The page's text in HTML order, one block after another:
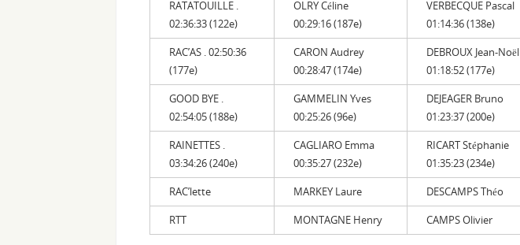
RATATOUILLE .
02:36:33 (122e)
OLRY Céline
00:29:16 (187e)
VERBECQUE Pascal
01:14:36 (138e)
RAC’AS . 02:50:36
(177e)
CARON Audrey
00:28:47 (174e)
DEBROUX Jean-Noël
01:18:52 (177e)
GOOD BYE .
02:54:05 (188e)
GAMMELIN Yves
00:25:26 (96e)
DEJEAGER Bruno
01:23:37 (200e)
RAINETTES .
03:34:26 (240e)
CAGLIARO Emma
00:35:27 (232e)
RICART Stéphanie
01:35:23 (234e)
RAC’lette
MARKEY Laure
DESCAMPS Théo
RTT
MONTAGNE Henry CAMPS Olivier